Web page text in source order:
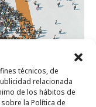
técnicos, de
relacionada
de los hábitos de
la Política de